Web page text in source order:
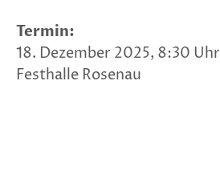
Termin:
18. Dezember 2025, 8:30 Uhr
Festhalle Rosenau